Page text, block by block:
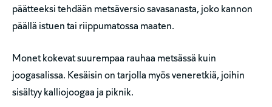
päätteeksi tehdään metsäversio savasanasta, joko kannon
päällä istuen tai riippumatossa maaten.
Monet kokevat suurempaa rauhaa metsässä kuin
joogasalissa. Kesäisin on tarjolla myös veneretkiä, joihin
sisältyy kalliojoogaa ja piknik.